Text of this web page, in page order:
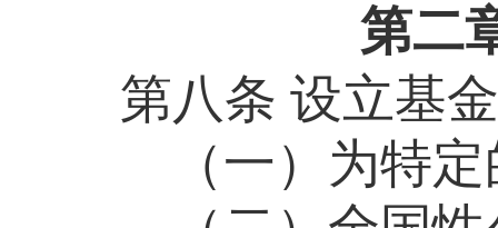
第
第八条 设立基
（一）为特定